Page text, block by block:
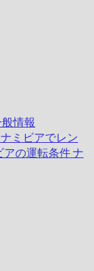
情報
ナミビアでレン
アの運転条件ナ